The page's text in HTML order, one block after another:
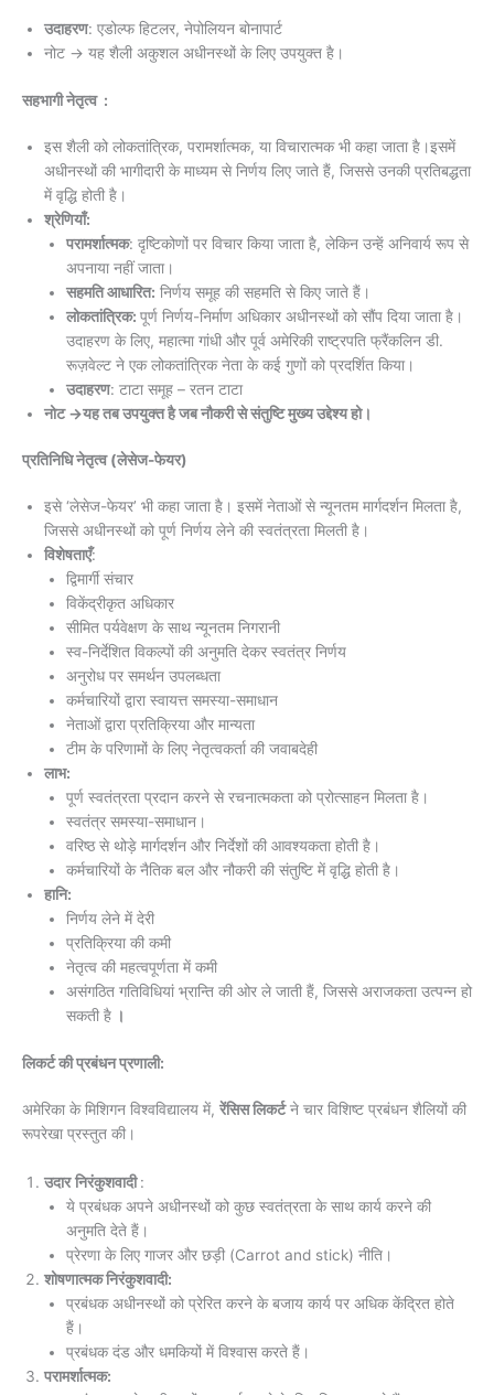
उदाहरण: एडोल्फ हिटलर, नेपोलियन बोनापार्ट
नोट → यह शैली अकुशल अधीनस्थों के लिए उपयुक्त है।
सहभागी नेतृत्व :
इस शैली को लोकतांत्रिक, परामर्शात्मक, या विचारात्मक भी कहा जाता है।इसमें
अधीनस्थों की भागीदारी के माध्यम से निर्णय लिए जाते हैं, जिससे उनकी प्रतिबद्धता
में वृद्धि होती है।
श्रेणियाँ:
परामर्शात्मक: दृष्टिकोणों पर विचार किया जाता है, लेकिन उन्हें अनिवार्य रूप से
अपनाया नहीं जाता।
सहमति आधारित: निर्णय समूह की सहमति से किए जाते हैं।
लोकतांत्रिक: पूर्ण निर्णय-निर्माण अधिकार अधीनस्थों को सौंप दिया जाता है।
उदाहरण के लिए, महात्मा गांधी और पूर्व अमेरिकी राष्ट्रपति फ्रैंकलिन डी.
रूज़वेल्ट ने एक लोकतांत्रिक नेता के कई गुणों को प्रदर्शित किया।
उदाहरण: टाटा समूह – रतन टाटा
नोट →यह तब उपयुक्त है जब नौकरी से संतुष्टि मुख्य उद्देश्य हो।
प्रतिनिधि नेतृत्व (लेसेज-फेयर)
इसे ‘लेसेज-फेयर’ भी कहा जाता है। इसमें नेताओं से न्यूनतम मार्गदर्शन मिलता है,
जिससे अधीनस्थों को पूर्ण निर्णय लेने की स्वतंत्रता मिलती है।
विशेषताएँ:
द्विमार्गी संचार
विकेंद्रीकृत अधिकार
सीमित पर्यवेक्षण के साथ न्यूनतम निगरानी
स्व-निर्देशित विकल्पों की अनुमति देकर स्वतंत्र निर्णय
अनुरोध पर समर्थन उपलब्धता
कर्मचारियों द्वारा स्वायत्त समस्या-समाधान
नेताओं द्वारा प्रतिक्रिया और मान्यता
टीम के परिणामों के लिए नेतृत्वकर्ता की जवाबदेही
लाभ:
पूर्ण स्वतंत्रता प्रदान करने से रचनात्मकता को प्रोत्साहन मिलता है।
स्वतंत्र समस्या-समाधान।
वरिष्ठ से थोड़े मार्गदर्शन और निर्देशों की आवश्यकता होती है।
कर्मचारियों के नैतिक बल और नौकरी की संतुष्टि में वृद्धि होती है।
हानि:
निर्णय लेने में देरी
प्रतिक्रिया की कमी
नेतृत्व की महत्वपूर्णता में कमी
असंगठित गतिविधियां भ्रान्ति की ओर ले जाती हैं, जिससे अराजकता उत्पन्न हो
सकती है ।
लिकर्ट की प्रबंधन प्रणाली:
अमेरिका के मिशिगन विश्वविद्यालय में, रेंसिस लिकर्टने चार विशिष्ट प्रबंधन शैलियों की
रूपरेखा प्रस्तुत की।
उदार निरंकुशवादी:
ये प्रबंधक अपने अधीनस्थों को कुछ स्वतंत्रता के साथ कार्य करने की
अनुमति देते हैं।
प्रेरणा के लिए गाजर और छड़ी (Carrot and stick) नीति।
शोषणात्मक निरंकुशवादी:
प्रबंधक अधीनस्थों को प्रेरित करने के बजाय कार्य पर अधिक केंद्रित होते
हैं।
प्रबंधक दंड और धमकियों में विश्वास करते हैं।
परामर्शात्मक: